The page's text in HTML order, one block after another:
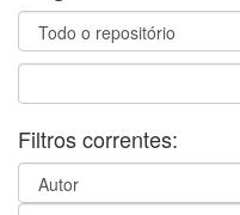
Filtros correntes: